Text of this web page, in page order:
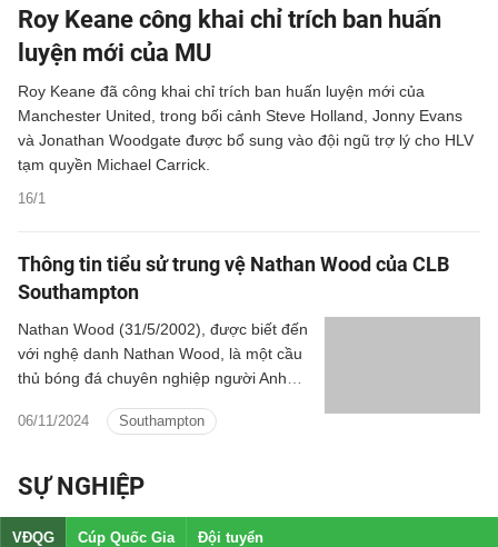
Roy Keane công khai chỉ trích ban huấn
luyện mới của MU
Roy Keane đã công khai chỉ trích ban huấn luyện mới của
Manchester United, trong bối cảnh Steve Holland, Jonny Evans
và Jonathan Woodgate được bổ sung vào đội ngũ trợ lý cho HLV
tạm quyền Michael Carrick.
16/1
Thông tin tiểu sử trung vệ Nathan Wood của CLB
Southampton
06/11/2024 Southampton
Nathan Wood (31/5/2002), được biết đến
với nghệ danh Nathan Wood, là một cầu
thủ bóng đá chuyên nghiệp người Anh
Southampton.
SỰ NGHIỆP
VĐQG Cúp Quốc Gia Đội tuyển